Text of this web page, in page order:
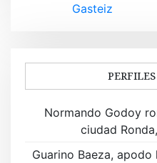
a
c
ó
Gasteiz
Normando Godoy
ciudad
Guarino Baeza,